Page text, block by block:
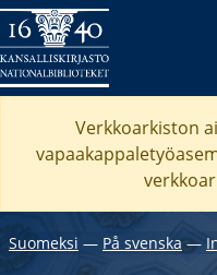
Verkkoarkiston
Suomeksi ― På svenska―